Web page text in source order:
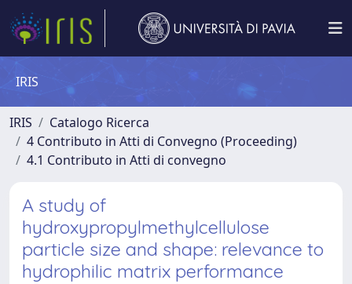
IRIS
IRIS
Catalogo Ricerca
4 Contributo in Atti di Convegno (Proceeding)
4.1 Contributo in Atti di convegno
A study of
hydroxypropylmethylcellulose
particle size and shape: relevance to
hydrophilic matrix performance